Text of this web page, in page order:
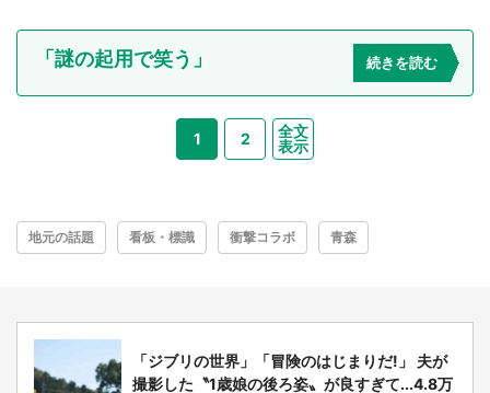
「謎の起用で笑う」 続きを読む
1 2
全文
表示
地元の話題 看板・標識 衝撃コラボ 青森
「ジブリの世界」「冒険のはじまりだ!」 夫が
撮影した〝1歳娘の後ろ姿〟が良すぎて...4.8万